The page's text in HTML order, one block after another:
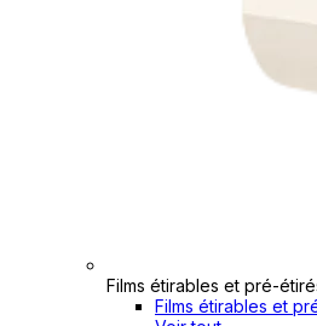
Films étirables et pré-
Films étirables et